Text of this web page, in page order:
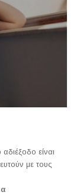
αδιέξοδο είναι
με τους